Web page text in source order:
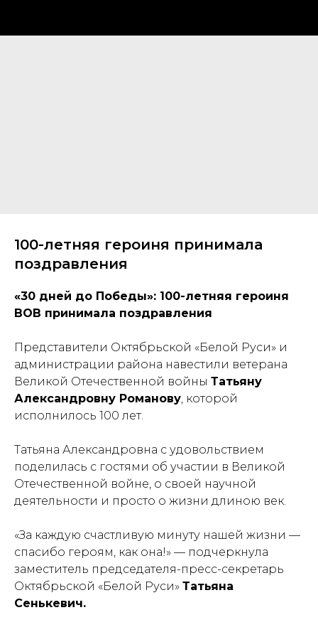
100-летняя героиня принимала
поздравления
«30 дней до Победы»: 100-летняя героиня
ВОВ принимала поздравления
Представители Октябрьской «Белой Руси» и
администрации района навестили ветерана
Великой Отечественной войны Татьяну
Александровну Романову, которой
исполнилось 100 лет.
Татьяна Александровна с удовольствием
поделилась с гостями об участии в Великой
Отечественной войне, о своей научной
деятельности и просто о жизни длиною век.
«За каждую счастливую минуту нашей жизни —
спасибо героям, как она!» — подчеркнула
заместитель председателя-пресс-секретарь
Октябрьской «Белой Руси» Татьяна
Сенькевич.